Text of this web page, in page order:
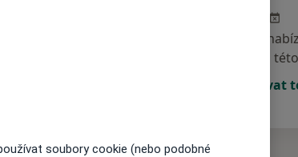
Tento specialista
termínu na
Rezervovat
soubory cookie (nebo podobné